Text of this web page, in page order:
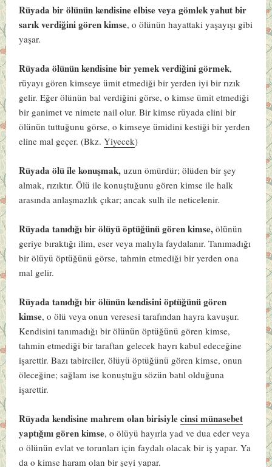
Rüyada bir ölünün kendisine elbise veya gömlek yahut bir
sarık verdiğini gören kimse, o ölünün hayattaki yaşayışı gibi
yaşar.
Rüyada ölünün kendisine bir yemek verdiğini görmek,
rüyayı gören kimseye ümit etmediği bir yerden iyi bir rızık
gelir. Eğer ölünün bal verdiğini görse, o kimse ümit etmediği
bir ganimet ve nimete nail olur. Bir kimse rüyada elini bir
ölünün tuttuğunu görse, o kimseye ümidini kestiği bir yerden
eline mal geçer. (Bkz.Yiyecek)
Rüyada ölü ile konuşmak, uzun ömürdür; ölüden bir şey
almak, rızıktır. Ölü ile konuştuğunu gören kimse ile halk
arasında anlaşmazlık çıkar; ancak sulh ile neticelenir.
Rüyada tanıdığı bir ölüyü öptüğünü gören kimse, ölünün
geriye bıraktığı ilim, eser veya malıyla faydalanır. Tanımadığı
bir ölüyü öptüğünü görse, tahmin etmediği bir yerden ona
mal gelir.
Rüyada tanıdığı bir ölünün kendisini öptüğünü gören
kimse, o ölü veya onun veresesi tarafından hayra kavuşur.
Kendisini tanımadığı bir ölünün öptüğünü gören kimse,
tahmin etmediği bir taraftan gelecek hayrı kabul edeceğine
işarettir. Bazı tabirciler, ölüyü öptüğünü gören kimse, onun
öleceğine; sağlam ise konuştuğu sözün batıl olduğuna
işarettir.
Rüyada kendisine mahrem olan birisiylecinsi münasebet
yaptığını gören kimse, o ölüyü hayırla yad ve dua eder veya
o ölünün evlat ve torunları için faydalı olacak bir iş yapar. Ya
da o kimse haram olan bir şeyi yapar.